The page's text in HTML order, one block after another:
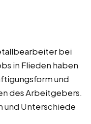
bei
in Flieden haben
und
des Arbeitgebers.
und Unterschiede